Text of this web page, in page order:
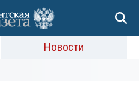
Новости